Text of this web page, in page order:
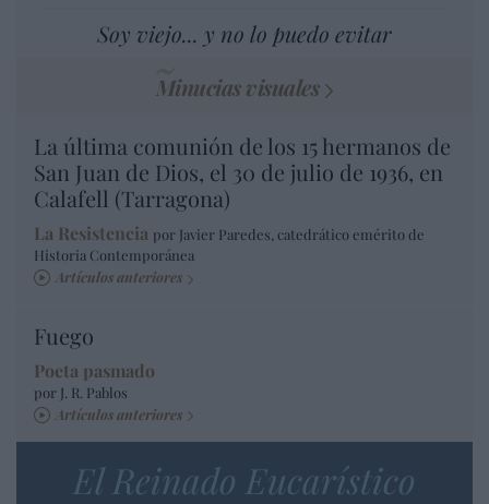
Soy viejo... y no lo puedo evitar
Minucias visuales
La última comunión de los 15 hermanos de
San Juan de Dios, el 30 de julio de 1936, en
Calafell (Tarragona)
La Resistencia por Javier Paredes, catedrático emérito de
Historia Contemporánea
Artículos anteriores
Fuego
Poeta pasmado
por J. R. Pablos
Artículos anteriores
El Reinado Eucarístico